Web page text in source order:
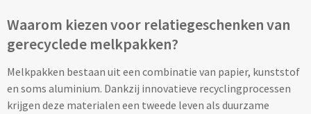
Mutsen bedrukken
Colsjaals bedrukken
Waarom kiezen voor relatiegeschenken van
gerecyclede melkpakken?
Melkpakken bestaan uit een combinatie van papier, kunststof
en soms aluminium. Dankzij innovatieve recyclingprocessen
krijgen deze materialen een tweede leven als duurzame